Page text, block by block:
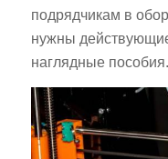
подрядчикам в
нужны
наглядные пособия.